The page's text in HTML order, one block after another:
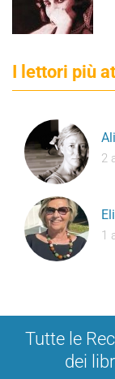
I lettori più
2
1
Tutte le
dei